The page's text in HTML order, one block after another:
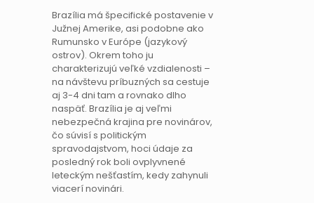
Brazília má špecifické postavenie v
Južnej Amerike, asi podobne ako
Rumunsko v Európe (jazykový
ostrov). Okrem toho ju
charakterizujú veľké vzdialenosti –
na návštevu príbuzných sa cestuje
aj 3-4 dni tam a rovnako dlho
naspäť. Brazília je aj veľmi
nebezpečná krajina pre novinárov,
čo súvisí s politickým
spravodajstvom, hoci údaje za
posledný rok boli ovplyvnené
leteckým nešťastím, kedy zahynuli
viacerí novinári.